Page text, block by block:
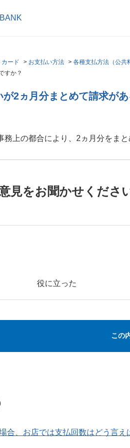
カード > お支払い方法 > 各種支払方法（公共
すか？
2ヵ月分まとめて請求が
務上の都合により、2ヵ月分をま
見をお聞かせくださ
役に立った
合、お店では支払回数はどう言え